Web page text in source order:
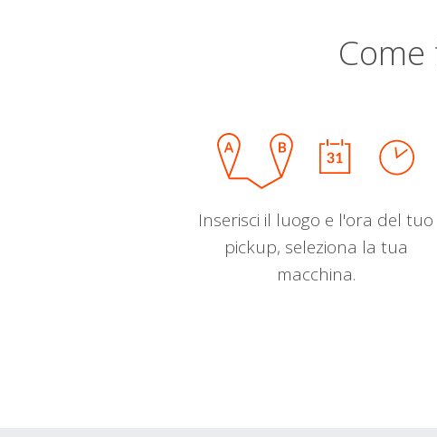
Inserisci il luogo e l'ora del tuo
pickup, seleziona la tua
macchina.